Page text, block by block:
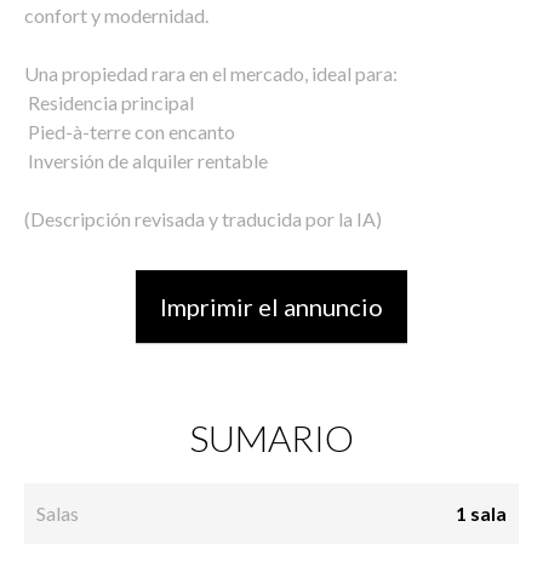
confort y modernidad.
Una propiedad rara en el mercado, ideal para:
️ Residencia principal
️ Pied-à-terre con encanto
️ Inversión de alquiler rentable
(Descripción revisada y traducida por la IA)
Imprimir el annuncio
SUMARIO
Salas 1 sala